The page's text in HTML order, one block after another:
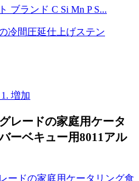
ブランド C Si Mn P S...
増加
レードの家庭用ケータ
ーベキュー用8011アル